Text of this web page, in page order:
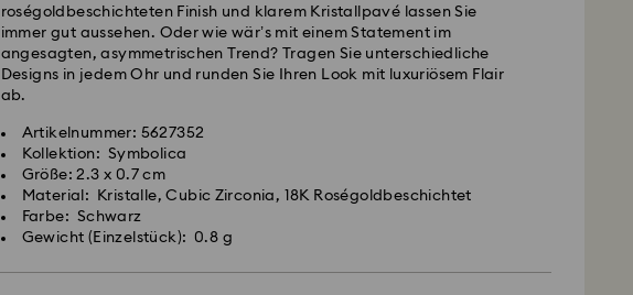
roségoldbeschichteten Finish und klarem Kristallpavé lassen Sie
immer gut aussehen. Oder wie wär’s mit einem Statement im
angesagten, asymmetrischen Trend? Tragen Sie unterschiedliche
Designs in jedem Ohr und runden Sie Ihren Look mit luxuriösem Flair
ab.
Artikelnummer: 5627352
Kollektion: Symbolica
Größe: 2.3 x 0.7 cm
Material: Kristalle, Cubic Zirconia, 18K Roségoldbeschichtet
Farbe: Schwarz
Gewicht (Einzelstück): 0.8 g
Expressversand -FedEx
Bestellungen, die montags bis freitags bis spätestens 14:30 Uhr MEZ
Lieferzeit bei Expressversand: 1-2 Werktage nach Bearbeitung und
Versand
Express Versandkosten: EUR 17.50
Postfächer, APO- und FPO-Adressen können nicht beliefert werden.
Achtsamkeit erfordert und gemäß den folgenden Pflegehinweisen zu
behandeln ist. Um Ihr Swarovski Produkt lange schön zu halten,
beachten Sie bitte Folgendes:
Schmuck & Uhren:
Bewahren Sie Ihren Schmuck in der Originalverpackung oder einem